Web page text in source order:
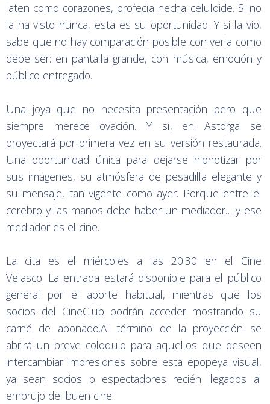
laten como corazones, profecía hecha celuloide. Si no
la ha visto nunca, esta es su oportunidad. Y si la vio,
sabe que no hay comparación posible con verla como
debe ser: en pantalla grande, con música, emoción y
público entregado.
Una joya que no necesita presentación pero que
siempre merece ovación. Y sí, en Astorga se
proyectará por primera vez en su versión restaurada.
Una oportunidad única para dejarse hipnotizar por
sus imágenes, su atmósfera de pesadilla elegante y
su mensaje, tan vigente como ayer. Porque entre el
cerebro y las manos debe haber un mediador… y ese
mediador es el cine.
La cita es el miércoles a las 20:30 en el Cine
Velasco. La entrada estará disponible para el público
general por el aporte habitual, mientras que los
socios del CineClub podrán acceder mostrando su
carné de abonado.Al término de la proyección se
abrirá un breve coloquio para aquellos que deseen
intercambiar impresiones sobre esta epopeya visual,
ya sean socios o espectadores recién llegados al
embrujo del buen cine.